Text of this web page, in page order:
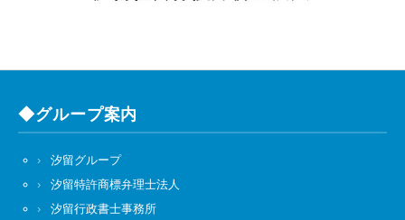
◆グループ案内
汐留グループ
汐留特許商標弁理士法人
汐留行政書士事務所